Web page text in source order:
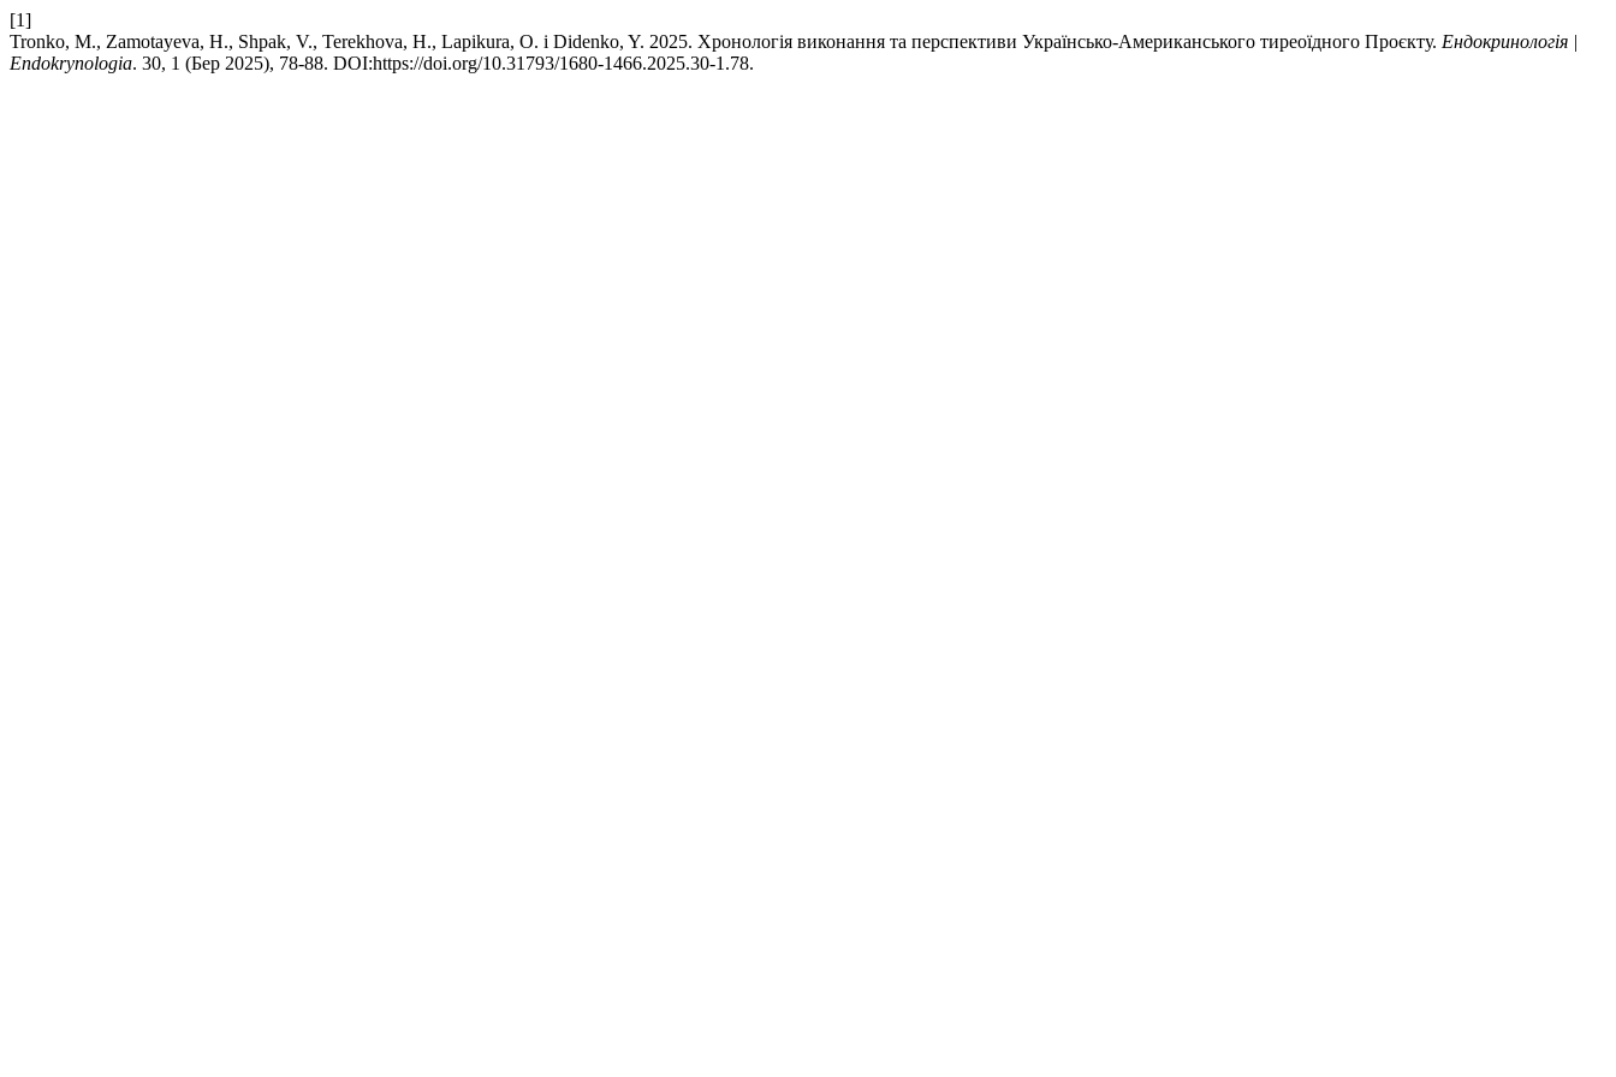
[1]
Tronko, M., Zamotayeva, H., Shpak, V., Terekhova, H., Lapikura, O. і Didenko, Y. 2025. Хронологія виконання та перспективи Українсько-Американського тиреоїдного Проєкту. Ендокринологія |
Endokrynologia. 30, 1 (Бер 2025), 78-88. DOI:https://doi.org/10.31793/1680-1466.2025.30-1.78.